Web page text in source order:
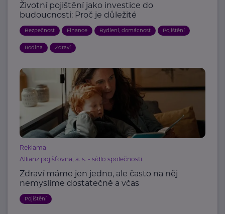
Životní pojištění jako investice do
budoucnosti: Proč je důležité
Bezpečnost Finance Bydlení, domácnost Pojištění
Rodina Zdraví
Reklama
Allianz pojišťovna, a. s. - sídlo společnosti
Zdraví máme jen jedno, ale často na něj
nemyslíme dostatečně a včas
Pojištění